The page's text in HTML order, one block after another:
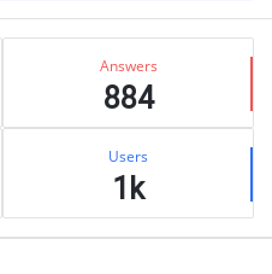
Answers
884
Users
1k